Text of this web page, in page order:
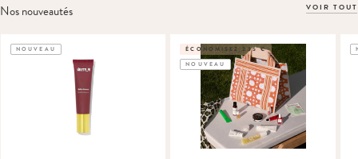
Nos nouveautés VOIR TOUT
NOUVEAU
ÉCONOMISEZ 235 €
NOUVEAU